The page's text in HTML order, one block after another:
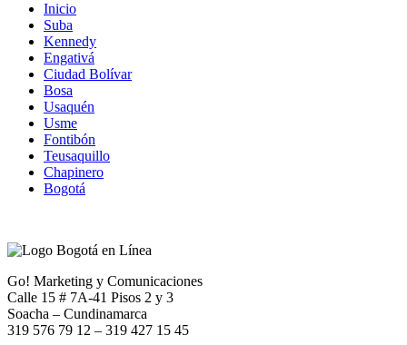
Inicio
Suba
Kennedy
Engativá
Ciudad Bolívar
Bosa
Usaquén
Usme
Fontibón
Teusaquillo
Chapinero
Bogotá
Go! Marketing y Comunicaciones
Calle 15 # 7A-41 Pisos 2 y 3
Soacha – Cundinamarca
319 576 79 12 – 319 427 15 45